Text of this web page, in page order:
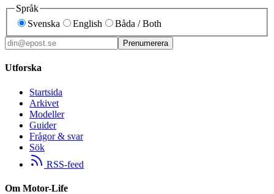
Språk
Svenska
English Båda / Both
Prenumerera
Utforska
Startsida
Arkivet
Modeller
Guider
Frågor & svar
Sök
RSS-feed
Om Motor-Life